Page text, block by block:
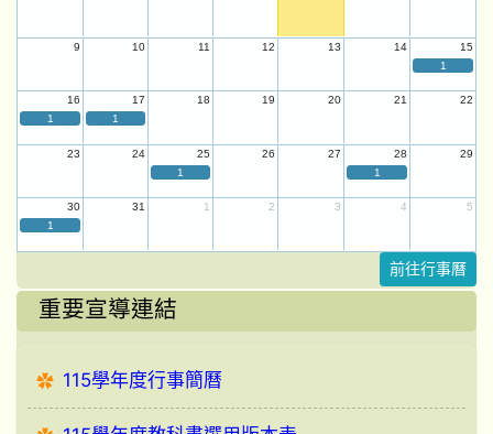
9 10 11 12 13 14
15
1
16 17 18 19 20 21
22
1
1
23 24 25 26 27 28
29
1
1
30 31 1 2 3 4
5
1
前往行事曆
重要宣導連結
115學年度行事簡曆